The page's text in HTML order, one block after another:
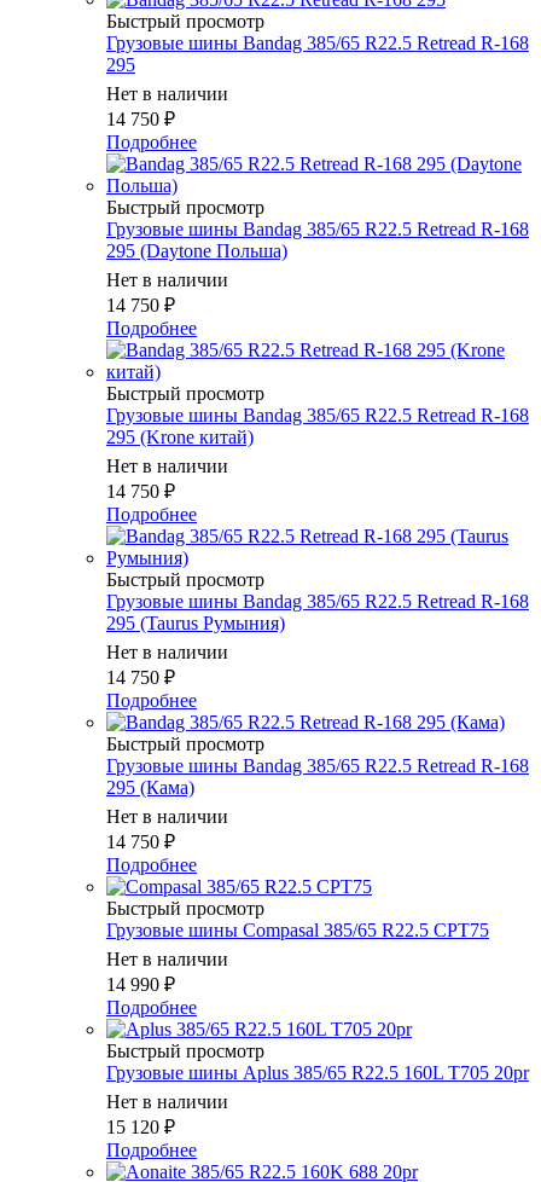
Быстрый просмотр
Грузовые шины Bandag 385/65 R22.5 Retread R-168
295
Нет в наличии
14 750 ₽
Подробнее
Быстрый просмотр
Грузовые шины Bandag 385/65 R22.5 Retread R-168
295 (Daytone Польша)
Нет в наличии
14 750 ₽
Подробнее
Быстрый просмотр
Грузовые шины Bandag 385/65 R22.5 Retread R-168
295 (Krone китай)
Нет в наличии
14 750 ₽
Подробнее
Быстрый просмотр
Грузовые шины Bandag 385/65 R22.5 Retread R-168
295 (Taurus Румыния)
Нет в наличии
14 750 ₽
Подробнее
Быстрый просмотр
Грузовые шины Bandag 385/65 R22.5 Retread R-168
295 (Кама)
Нет в наличии
14 750 ₽
Подробнее
Быстрый просмотр
Грузовые шины Compasal 385/65 R22.5 CPT75
Нет в наличии
14 990 ₽
Подробнее
Быстрый просмотр
Грузовые шины Aplus 385/65 R22.5 160L T705 20pr
Нет в наличии
15 120 ₽
Подробнее